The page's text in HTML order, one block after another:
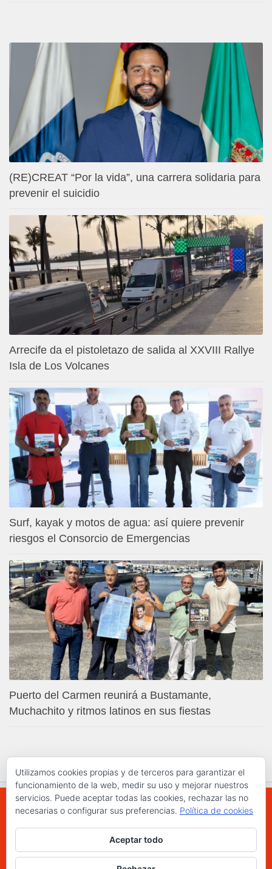
(RE)CREAT “Por la vida”, una carrera solidaria para
prevenir el suicidio
Arrecife da el pistoletazo de salida al XXVIII Rallye
Isla de Los Volcanes
Surf, kayak y motos de agua: así quiere prevenir
riesgos el Consorcio de Emergencias
Puerto del Carmen reunirá a Bustamante,
Muchachito y ritmos latinos en sus fiestas
WWW.ELCHAPLON.COM © 2026. Todos los
derechos reservados.
Utilizamos cookies propias y de terceros para garantizar el
funcionamiento de la web, medir su uso y mejorar nuestros
servicios. Puede aceptar todas las cookies, rechazar las no
necesarias o configurar sus preferencias. Política de cookies
Aceptar todo